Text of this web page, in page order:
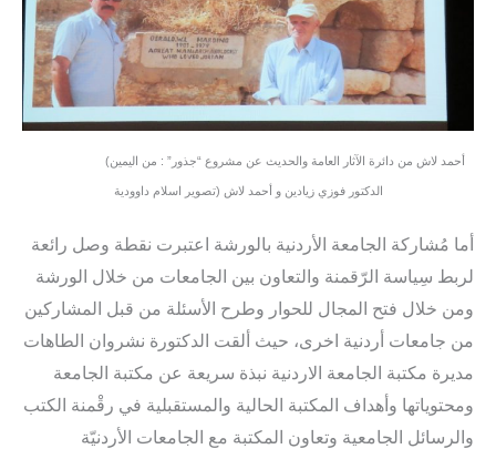
(أحمد لاش من دائرة الآثار العامة والحديث عن مشروع “جذور” : من اليمين
الدكتور فوزي زيادين و أحمد لاش (تصوير اسلام داوودية
أما مُشاركة الجامعة الأردنية بالورشة اعتبرت نقطة وصل رائعة
لربط سِياسة الرّقمنة والتعاون بين الجامعات من خلال الورشة
ومن خلال فتح المجال للحوار وطرح الأسئلة من قبل المشاركين
من جامعات أردنية اخرى، حيث ألقت الدكتورة نشروان الطاهات
مديرة مكتبة الجامعة الاردنية نبذة سريعة عن مكتبة الجامعة
ومحتوياتها وأهداف المكتبة الحالية والمستقبلية في رقْمنة الكتب
والرسائل الجامعية وتعاون المكتبة مع الجامعات الأردنيّة